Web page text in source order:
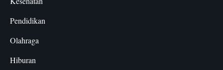
Pendidikan
Olahraga
Hiburan